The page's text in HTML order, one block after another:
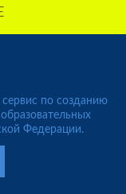
по созданию
Федерации.